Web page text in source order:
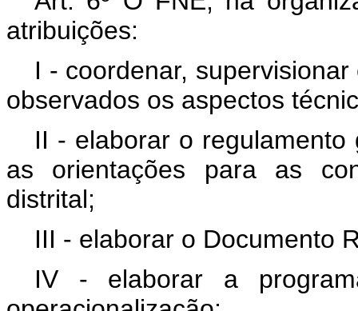
atribuições:
I - coordenar,
observados os aspectos
II - elaborar o
as orientações para as
distrital;
III - elaborar o Documento
IV - elaborar a